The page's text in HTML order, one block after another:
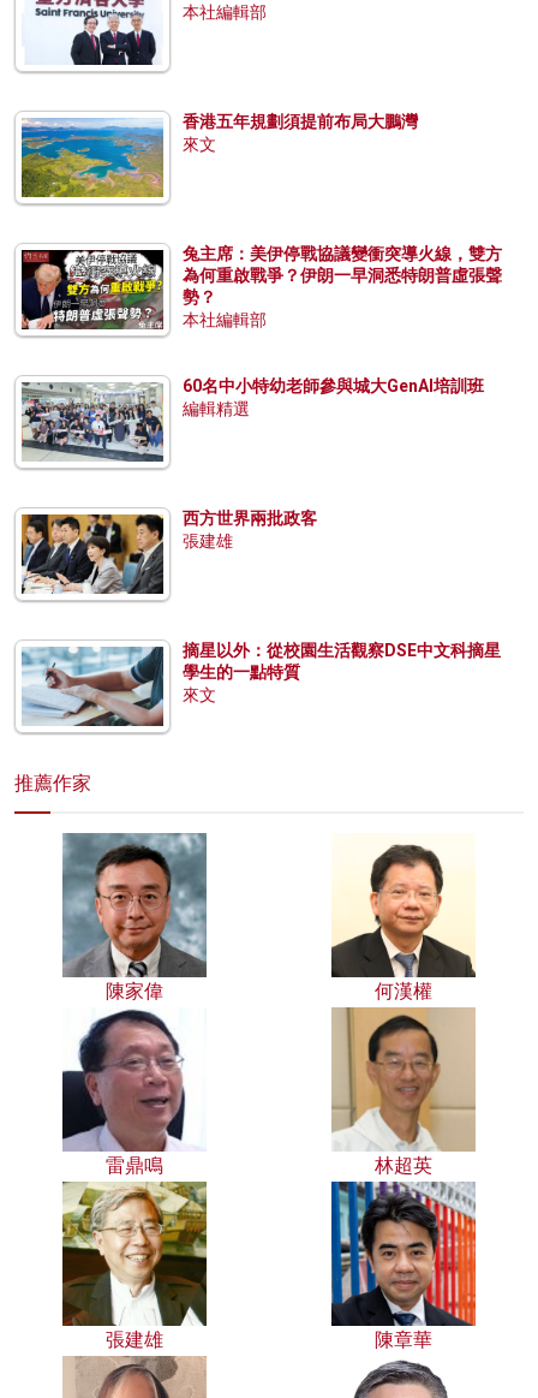
本社編輯部
香港五年規劃須提前布局大鵬灣
來文
兔主席：美伊停戰協議變衝突導火線，雙方
為何重啟戰爭？伊朗一早洞悉特朗普虛張聲
勢？
本社編輯部
60名中小特幼老師參與城大GenAI培訓班
編輯精選
西方世界兩批政客
張建雄
摘星以外：從校園生活觀察DSE中文科摘星
學生的一點特質
來文
推薦作家
陳家偉 何漢權
雷鼎鳴 林超英
張建雄 陳章華